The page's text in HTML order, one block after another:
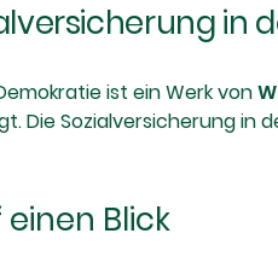
in
ist ein Werk von
Die Sozialversicherung in
Blick